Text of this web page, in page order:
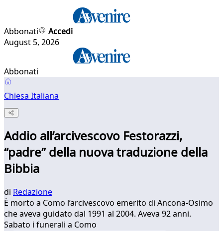
Abbonati
Accedi
August 5, 2026
Abbonati
Chiesa Italiana
Addio all’arcivescovo Festorazzi,
“padre” della nuova traduzione della
Bibbia
di Redazione
È morto a Como l’arcivescovo emerito di Ancona-Osimo
che aveva guidato dal 1991 al 2004. Aveva 92 anni.
Sabato i funerali a Como